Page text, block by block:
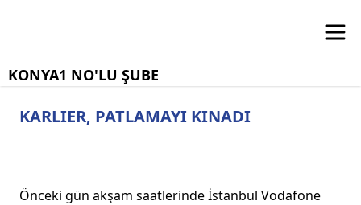
KONYA1 NO'LU ŞUBE
KARLIER, PATLAMAYI KINADI
Önceki gün akşam saatlerinde İstanbul Vodafone